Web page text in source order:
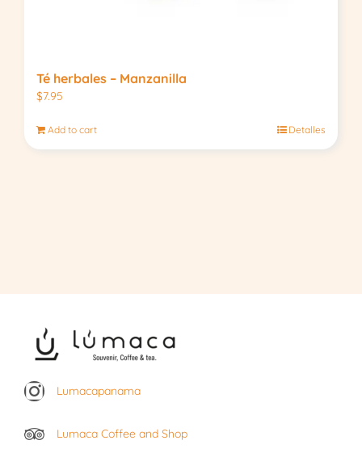
Té herbales – Manzanilla
$7.95
Add to cart Detalles
Lumacapanama
Lumaca Coffee and Shop